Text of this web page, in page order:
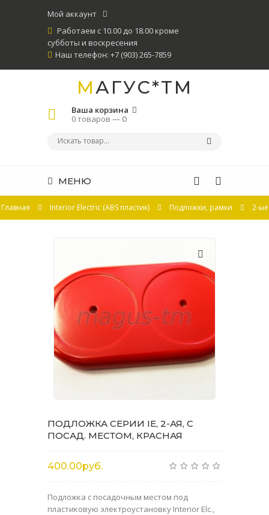
Мой аккаунт
Работаем с 10.00 до 18.00 кроме
субботы и воскресения
Наш телефон: +7 (903) 265-7859
МАГУС*ТМ
Ваша корзина
0 товаров —0
МЕНЮ
Главная Interior Electric (ABS пластик) Подложки, рамки 2-ые
ПОДЛОЖКА СЕРИИ IE, 2-АЯ, С
ПОСАД. МЕСТОМ, КРАСНАЯ
400.00руб.
Подложка с посадочным местом под
пластиковую электроустановку Interior Elc.,